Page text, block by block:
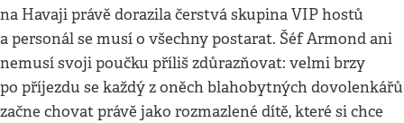
na Havaji právě dorazila čerstvá skupina VIP hostů
a personál se musí o všechny postarat. Šéf Armond ani
nemusí svoji poučku příliš zdůrazňovat: velmi brzy
po příjezdu se každý z oněch blahobytných dovolenkářů
začne chovat právě jako rozmazlené dítě, které si chce